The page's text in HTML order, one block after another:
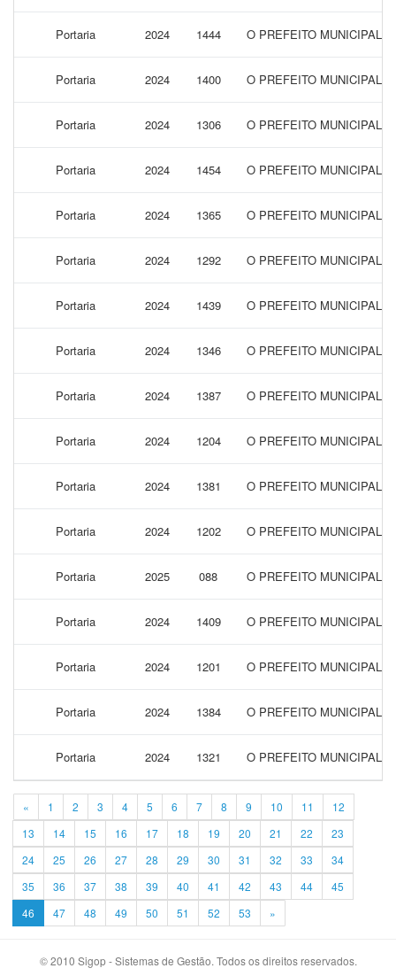
Portaria 2024 1444 O PREFEITO MUNICIPAL
Portaria 2024 1400 O PREFEITO MUNICIPAL
Portaria 2024 1306 O PREFEITO MUNICIPAL
Portaria 2024 1454 O PREFEITO MUNICIPAL
Portaria 2024 1365 O PREFEITO MUNICIPAL
Portaria 2024 1292 O PREFEITO MUNICIPAL
Portaria 2024 1439 O PREFEITO MUNICIPAL
Portaria 2024 1346 O PREFEITO MUNICIPAL
Portaria 2024 1387 O PREFEITO MUNICIPAL
Portaria 2024 1204 O PREFEITO MUNICIPAL
Portaria 2024 1381 O PREFEITO MUNICIPAL
Portaria 2024 1202 O PREFEITO MUNICIPAL
Portaria 2025 088 O PREFEITO MUNICIPAL
Portaria 2024 1409 O PREFEITO MUNICIPAL
Portaria 2024 1201 O PREFEITO MUNICIPAL
Portaria 2024 1384 O PREFEITO MUNICIPAL
Portaria 2024 1321 O PREFEITO MUNICIPAL
« 1 2 3 4 5 6 7 8 9 10 11
12
13
14 15 16 17 18 19 20 21 22
23
24
25 26 27 28 29 30 31 32 33
34
35
36 37 38 39 40 41 42 43 44
45
46
47 48 49 50 51 52 53 »
© 2010 Sigop - Sistemas de Gestão. Todos os direitos reservados.